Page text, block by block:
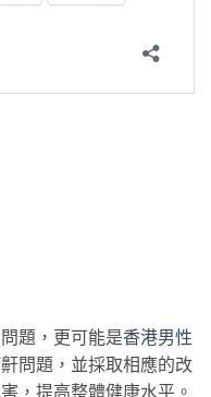
題，更可能是香港男性
問題，並採取相應的改
，提高整體健康水平。